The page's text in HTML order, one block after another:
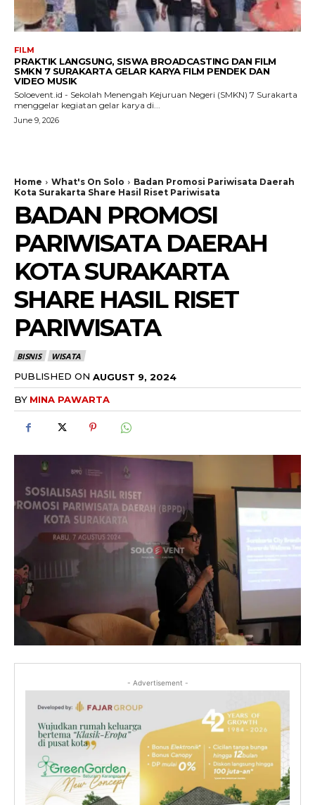
FILM
PRAKTIK LANGSUNG, SISWA BROADCASTING DAN FILM
SMKN 7 SURAKARTA GELAR KARYA FILM PENDEK DAN
VIDEO MUSIK
Soloevent.id - Sekolah Menengah Kejuruan Negeri (SMKN) 7 Surakarta
menggelar kegiatan gelar karya di...
June 9, 2026